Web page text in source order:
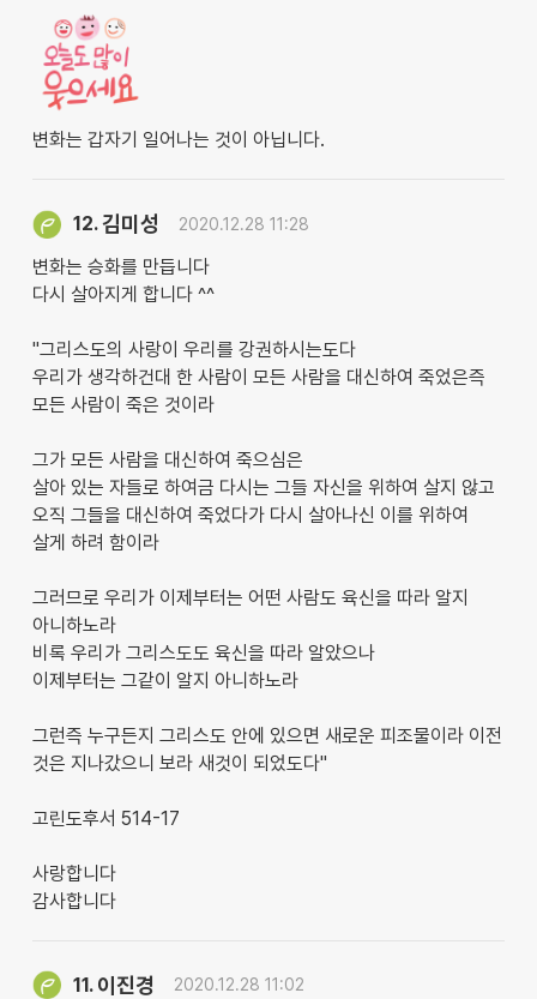
변화는 갑자기 일어나는 것이 아닙니다.
12.김미성 2020.12.28 11:28
변화는 승화를 만듭니다
다시 살아지게 합니다 ^^
"그리스도의 사랑이 우리를 강권하시는도다
우리가 생각하건대 한 사람이 모든 사람을 대신하여 죽었은즉
모든 사람이 죽은 것이라
그가 모든 사람을 대신하여 죽으심은
살아 있는 자들로 하여금 다시는 그들 자신을 위하여 살지 않고
오직 그들을 대신하여 죽었다가 다시 살아나신 이를 위하여
살게 하려 함이라
그러므로 우리가 이제부터는 어떤 사람도 육신을 따라 알지
아니하노라
비록 우리가 그리스도도 육신을 따라 알았으나
이제부터는 그같이 알지 아니하노라
그런즉 누구든지 그리스도 안에 있으면 새로운 피조물이라 이전
것은 지나갔으니 보라 새것이 되었도다"
고린도후서 514-17
사랑합니다
감사합니다
11. 이진경 2020.12.28 11:02